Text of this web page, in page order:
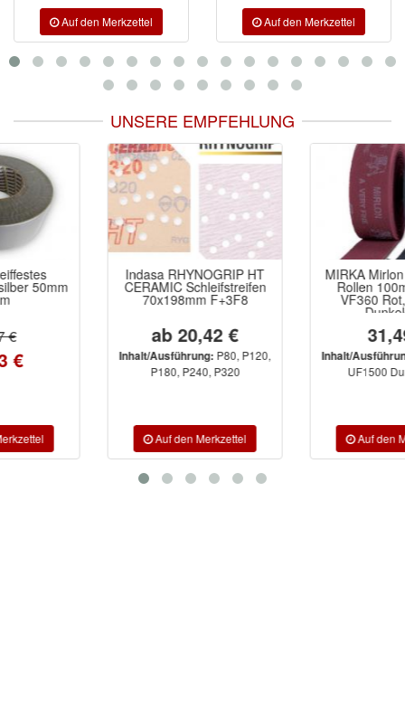
UNSERE EMPFEHLUNG
Indasa RHYNOGRIP HT
CERAMIC Schleifstreifen
70x198mm F+3F8
Inhalt/Ausführung:P80, P120,
MIRKA Mirlon Schleifvlies
Rollen 100mm x 10m
VF360 Rot, UF1500
Inhalt/Ausführung:VF360 Rot,
UF1500 Dunkelgrau